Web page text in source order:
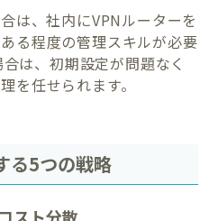
は、社内にVPNルーターを
る程度の管理スキルが必要
は、初期設定が問題なく
を任せられます。
る5つの戦略
スト分散